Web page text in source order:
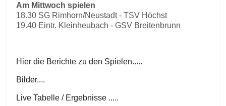
Am Mittwoch spielen
18.30 SG Rimhorn/Neustadt - TSV Höchst
19.40 Eintr. Kleinheubach - GSV Breitenbrunn
Hier die Berichte zu den Spielen.....
Bilder....
Live Tabelle / Ergebnisse .....